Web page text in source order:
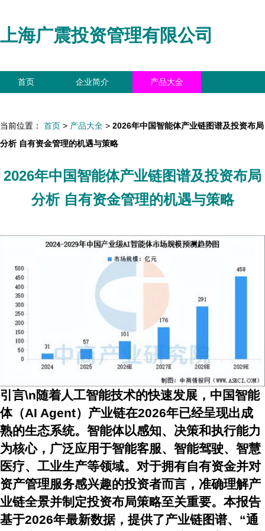
上海广震投资管理有限公司
首页 企业简介 产品大全
当前位置： 首页 > 产品大全 > 2026年中国智能体产业链图谱及投资布局
分析 自有资金管理的机遇与策略
2026年中国智能体产业链图谱及投资布局
分析 自有资金管理的机遇与策略
引言\n随着人工智能技术的快速发展，中国智能
体（AI Agent）产业链在2026年已经呈现出成
熟的生态系统。智能体以感知、决策和执行能力
为核心，广泛应用于智能客服、智能驾驶、智慧
医疗、工业生产等领域。对于拥有自有资金并对
资产管理服务感兴趣的投资者而言，准确理解产
业链全景并制定投资布局策略至关重要。本报告
基于2026年最新数据，提供了产业链图谱、“通